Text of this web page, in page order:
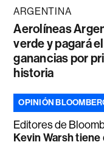
ARGENTINA
Aerolíneas
verde y pagará
ganancias por
historia
OPINIÓN
Editores de
Kevin Warsh